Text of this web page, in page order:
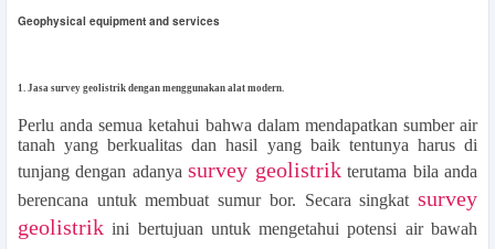
Geophysical equipment and services
1. Jasa survey geolistrik dengan menggunakan alat modern.
Perlu anda semua ketahui bahwa dalam mendapatkan sumber air
tanah yang berkualitas dan hasil yang baik tentunya harus di
tunjang dengan adanyasurvey geolistrikterutama bila anda
berencana untuk membuat sumur bor. Secara singkat survey
geolistrik ini bertujuan untuk mengetahui potensi air bawah